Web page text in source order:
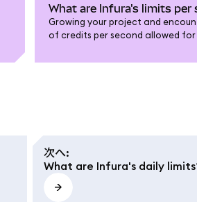
What are Infura's limits per
Growing your project and
of credits per second allowed
次へ:
What are Infura's daily